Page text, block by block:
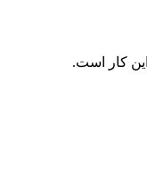
کار است.